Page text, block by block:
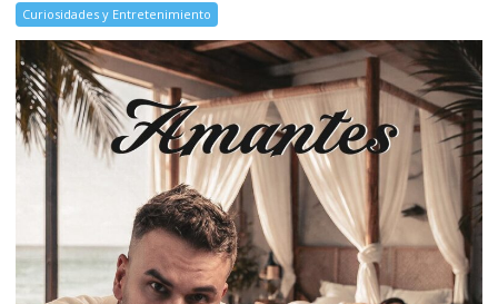
Curiosidades y Entretenimiento